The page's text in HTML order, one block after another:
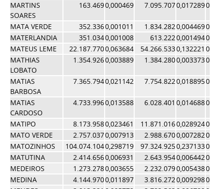
MARTINS
SOARES
163.4690,000469 7.095.7070,017289
MATA VERDE 352.3360,001011 1.834.2820,004469
MATERLANDIA
351.0340,001008 613.2220,001494
MATEUS LEME
22.187.7700,063684 54.266.5330,132221
MATHIAS
LOBATO
1.354.9260,003889 1.384.2800,003373
MATIAS
BARBOSA
7.365.7940,021142 7.754.8220,018895
MATIAS
CARDOSO
4.733.9960,013588 6.028.401 0,014688
MATIPO 8.173.9580,023461 11.871.0160,028924
MATO VERDE
2.757.0370,007913 2.988.6700,007282
MATOZINHOS
104.074.1040,298719 97.324.9250,237133
MATUTINA
2.414.6560,006931 2.643.9540,006442
MEDEIROS
1.273.2780,003655 2.232.0790,005438
MEDINA
4.144.9700,011897 3.816.2720,009298